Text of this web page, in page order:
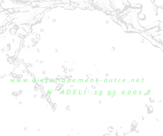
www.dietetiquement-autre.net
N° ADELI :19 95 0001 8